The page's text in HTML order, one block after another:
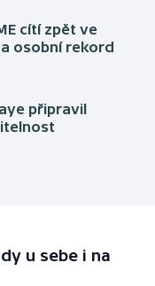
cítí zpět ve
osobní rekord
připravil
u sebe i na